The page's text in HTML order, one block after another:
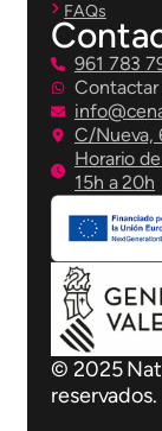
FAQs
961 783
Contactar
C/Nueva,
Horario
15h a 20h
© 2025
reservados.